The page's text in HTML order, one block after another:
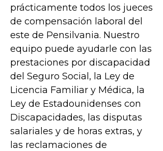
prácticamente todos los jueces
de compensación laboral del
este de Pensilvania. Nuestro
equipo puede ayudarle con las
prestaciones por discapacidad
del Seguro Social, la Ley de
Licencia Familiar y Médica, la
Ley de Estadounidenses con
Discapacidades, las disputas
salariales y de horas extras, y
las reclamaciones de